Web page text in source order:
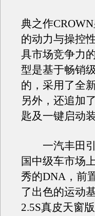
典之作
的动力与操控
具市场竞争力
型是基于畅销
的，采用了全
另外，还追加
匙及一键启动
一汽丰田引
国中级车市场
秀的DNA，前
了出色的运动
2.5S真皮天窗